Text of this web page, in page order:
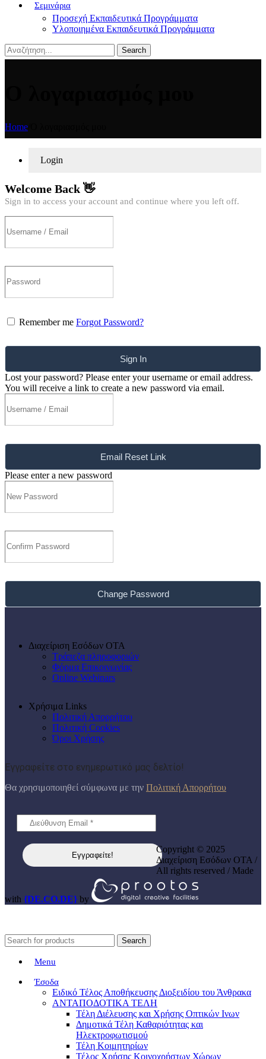
Σεμινάρια
Προσεχή Εκπαιδευτικά Προγράμματα
Υλοποιημένα Εκπαιδευτικά Προγράμματα
Search
Home
Login
Welcome Back 👋
Sign in to access your account and continue where you left off.
Remember me Forgot Password?
Sign In
Lost your password? Please enter your username or email address.
You will receive a link to create a new password via email.
Email Reset Link
Please enter a new password
Change Password
Διαχείριση Εσόδων ΟΤΑ
Τράπεζα πληροφοριών
Φόρμα Επικοινωνίας
Online Webinars
Χρήσιμα Links
Πολιτική Απορρήτου
Πολιτική Cookies
Όροι Χρήσης
Εγγραφείτε στο ενημερωτικό μας δελτίο!
Θα χρησιμοποιηθεί σύμφωνα με την Πολιτική Απορρήτου
Copyright © 2025
Διαχείριση Εσόδων ΟΤΑ /
All rights reserved / Made
with {DE.CO.DE} by
Search
Menu
Έσοδα
Ειδικό Τέλος Αποθήκευσης Διοξειδίου του Άνθρακα
ΑΝΤΑΠΟΔΟΤΙΚΑ ΤΕΛΗ
Τέλη Διέλευσης και Χρήσης Οπτικών Ινων
Δημοτικά Τέλη Καθαριότητας και
Ηλεκτροφωτισμού
Τέλη Κοιμητηρίων
Τέλος Χρήσης Κοινοχρήστων Χώρων